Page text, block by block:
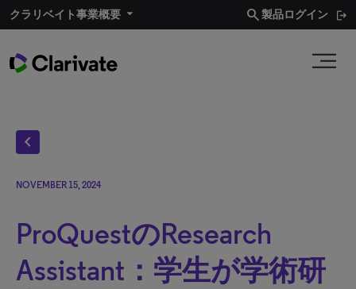
クラリベイト事業概要​ search製品ログイン
chevron_left
NOVEMBER 15, 2024
ProQuestのResearch
Assistant：学生が学術研